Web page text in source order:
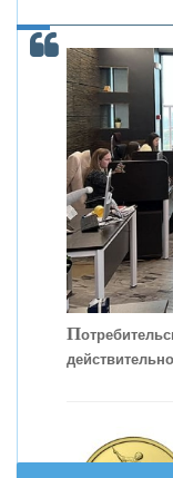
ОНАС
КОНТАКТЫ
П